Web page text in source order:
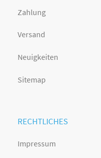
Zahlung
Versand
Neuigkeiten
Sitemap
RECHTLICHES
Impressum